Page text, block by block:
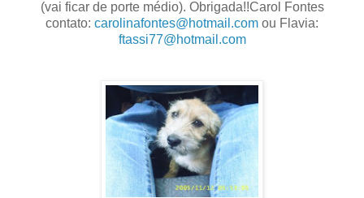
(vai ficar de porte médio). Obrigada!!Carol Fontes
contato: carolinafontes@hotmail.com ou Flavia:
ftassi77@hotmail.com